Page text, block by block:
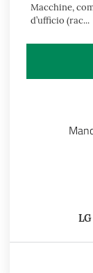
Macchine,
d’ufficio (rac...